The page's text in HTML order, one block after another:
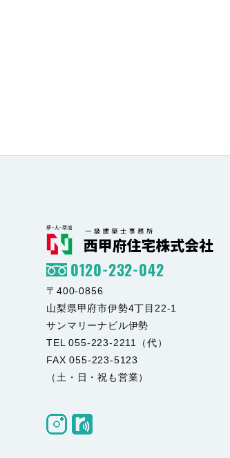
0120-232-042
〒400-0856
山梨県甲府市伊勢4丁目22-1
サンマリーナビル伊勢
TEL 055-223-2211（代）
FAX 055-223-5123
（土・日・祝も営業）